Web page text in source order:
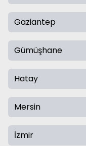
Gaziantep
Gümüşhane
Hatay
Mersin
İzmir